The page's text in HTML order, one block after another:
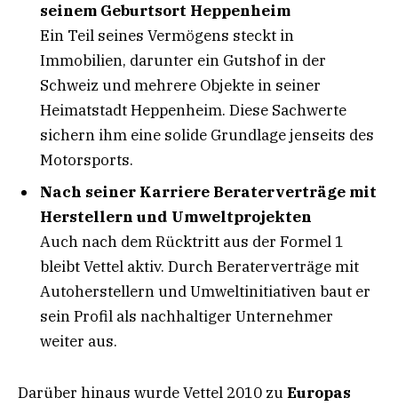
seinem Geburtsort Heppenheim
Ein Teil seines Vermögens steckt in
Immobilien, darunter ein Gutshof in der
Schweiz und mehrere Objekte in seiner
Heimatstadt Heppenheim. Diese Sachwerte
sichern ihm eine solide Grundlage jenseits des
Motorsports.
Nach seiner Karriere Beraterverträge mit
Herstellern und Umweltprojekten
Auch nach dem Rücktritt aus der Formel 1
bleibt Vettel aktiv. Durch Beraterverträge mit
Autoherstellern und Umweltinitiativen baut er
sein Profil als nachhaltiger Unternehmer
weiter aus.
Darüber hinaus wurde Vettel 2010 zuEuropas